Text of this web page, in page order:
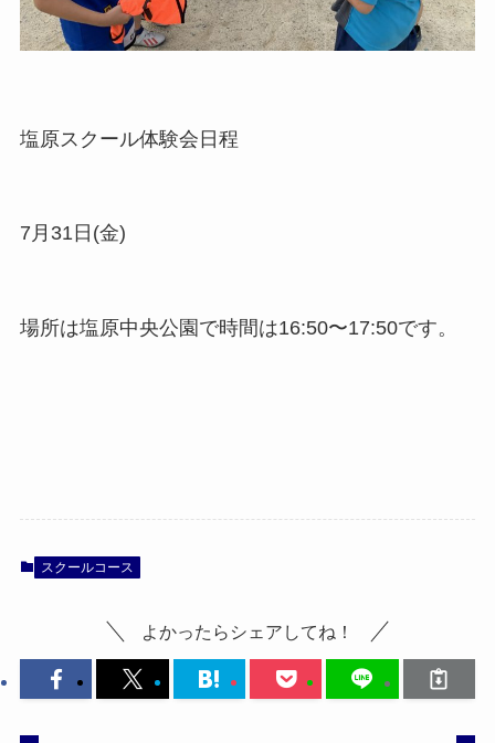
塩原スクール体験会日程
7月31日(金)
場所は塩原中央公園で時間は16:50〜17:50です。
スクールコース
よかったらシェアしてね！